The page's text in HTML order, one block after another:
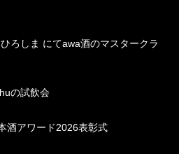
ろしま にてawa酒のマスタークラ
の試飲会
酒アワード2026表彰式